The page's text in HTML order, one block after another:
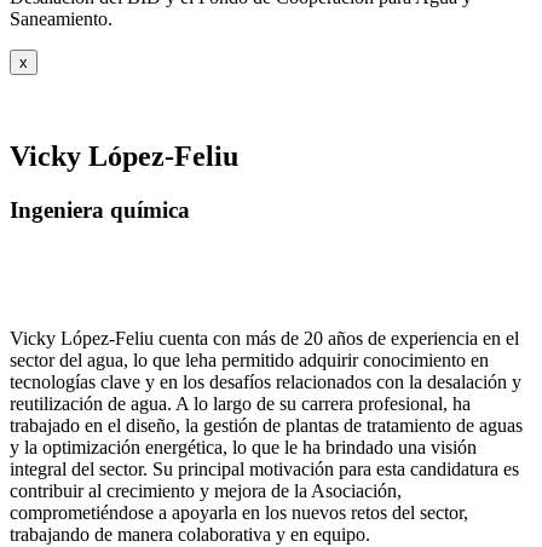
Saneamiento.
x
Vicky López-Feliu
Ingeniera química
Vicky López-Feliu cuenta con más de 20 años de experiencia en el
sector del agua, lo que leha permitido adquirir conocimiento en
tecnologías clave y en los desafíos relacionados con la desalación y
reutilización de agua. A lo largo de su carrera profesional, ha
trabajado en el diseño, la gestión de plantas de tratamiento de aguas
y la optimización energética, lo que le ha brindado una visión
integral del sector. Su principal motivación para esta candidatura es
contribuir al crecimiento y mejora de la Asociación,
comprometiéndose a apoyarla en los nuevos retos del sector,
trabajando de manera colaborativa y en equipo.